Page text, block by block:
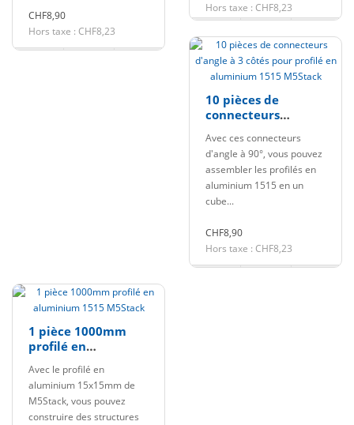
CHF8,90
Hors taxe : CHF8,23
Hors taxe : CHF8,23
10 pièces de
connecteurs
pour profilé en
aluminium 1515
M5Stack
Avec ces connecteurs
d'angle à 90°, vous pouvez
assembler les profilés en
aluminium 1515 en un
cube...
CHF8,90
Hors taxe : CHF8,23
1 pièce 1000mm
profilé en
M5Stack
Avec le profilé en
aluminium 15x15mm de
M5Stack, vous pouvez
construire des structures